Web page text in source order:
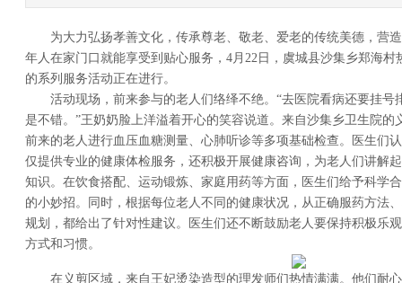
为大力弘扬孝善文化，传承尊老、敬老、爱老的传统美德，营
年人在家门口就能享受到贴心服务，4月22日，虞城县沙集乡郑海
的系列服务活动正在进行。
活动现场，前来参与的老人们络绎不绝。“去医院看病还要挂号
是不错。”王奶奶脸上洋溢着开心的笑容说道。来自沙集乡卫生院的
前来的老人进行血压血糖测量、心肺听诊等多项基础检查。医生们
仅提供专业的健康体检服务，还积极开展健康咨询，为老人们讲解
知识。在饮食搭配、运动锻炼、家庭用药等方面，医生们给予科学
的小妙招。同时，根据每位老人不同的健康状况，从正确服药方法
规划，都给出了针对性建议。医生们还不断鼓励老人要保持积极乐
方式和习惯。
在义剪区域，来自王妃烫染造型的理发师们热情满满。他们耐